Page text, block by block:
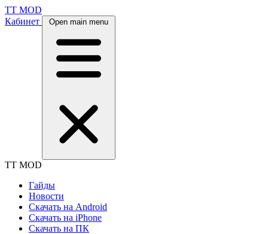
TT MOD
Кабинет
Open main menu
TT MOD
Гайды
Новости
Скачать на Android
Скачать на iPhone
Скачать на ПК